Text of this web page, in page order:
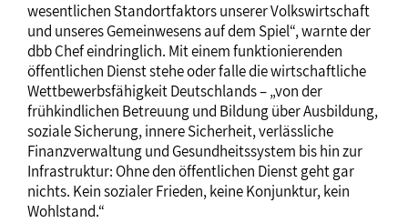
wesentlichen Standortfaktors unserer Volkswirtschaft
und unseres Gemeinwesens auf dem Spiel“, warnte der
dbb Chef eindringlich. Mit einem funktionierenden
öffentlichen Dienst stehe oder falle die wirtschaftliche
Wettbewerbsfähigkeit Deutschlands – „von der
frühkindlichen Betreuung und Bildung über Ausbildung,
soziale Sicherung, innere Sicherheit, verlässliche
Finanzverwaltung und Gesundheitssystem bis hin zur
Infrastruktur: Ohne den öffentlichen Dienst geht gar
nichts. Kein sozialer Frieden, keine Konjunktur, kein
Wohlstand.“